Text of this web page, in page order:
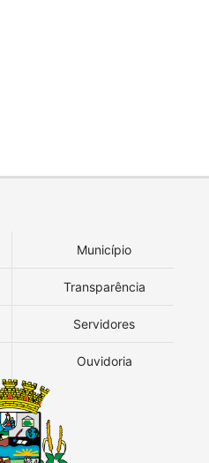
Município
Transparência
Servidores
Ouvidoria